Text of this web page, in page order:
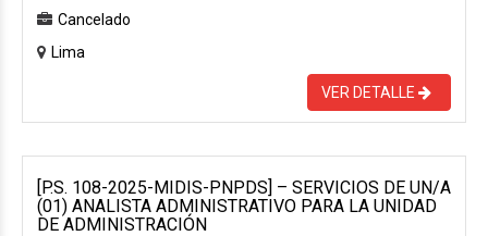
Cancelado
Lima
VER DETALLE
[P.S. 108-2025-MIDIS-PNPDS] – SERVICIOS DE UN/A
(01) ANALISTA ADMINISTRATIVO PARA LA UNIDAD
DE ADMINISTRACIÓN